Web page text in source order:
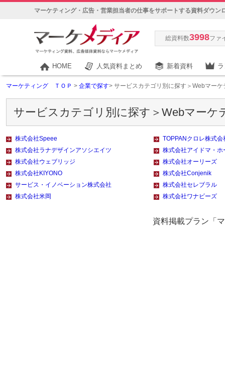
マーケティング・広告・営業担当者の仕事をサポートする資料ダウン
総資料数3998ファ
HOME 人気資料まとめ 新着資料
マーケティング ＴＯＰ > 企業で探す> サービスカテゴリ別に探す＞Webマー
サービスカテゴリ別に探す＞Webマーケ
株式会社Speee
TOPPANクロレ株式会
株式会社ラナデザインアソシエイツ
株式会社アイドマ・ホ
株式会社ウェブリッジ
株式会社オーリーズ
株式会社KIYONO
株式会社Conjenik
サービス・イノベーション株式会社
株式会社セレブラル
株式会社米岡
株式会社ワナビーズ
資料掲載プラン「